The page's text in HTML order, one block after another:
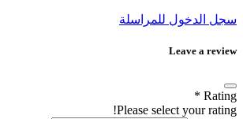
سجل الدخول للمراسلة
Leave a review
Rating
*
Please select your rating!